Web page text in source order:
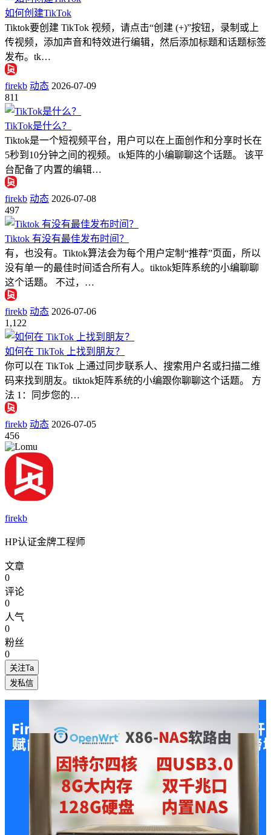
如何创建TikTok
Tiktok要创建 TikTok 视频，请点击“创建 (+)”按钮，录制或上
传视频，添加声音和特效进行编辑，然后添加标题和话题标签
发布。tk…
firekb 动态 2026-07-09
811
TikTok是什么？
Tiktok是一个短视频平台，用户可以在上面创作和分享时长在
5秒到10分钟之间的视频。 tk矩阵的小编聊聊这个话题。 该平
台配备了内置的编辑…
firekb 动态 2026-07-08
497
Tiktok 有没有最佳发布时间？
有，也没有。Tiktok算法会为每个用户定制“推荐”页面，所以
没有单一的最佳时间适合所有人。tiktok矩阵系统的小编聊聊
这个话题。 不过，…
firekb 动态 2026-07-06
1,122
如何在 TikTok 上找到朋友？
你可以在 TikTok 上通过同步联系人、搜索用户名或扫描二维
码来找到朋友。tiktok矩阵系统的小编跟你聊聊这个话题。 方
法 1：同步您的…
firekb 动态 2026-07-05
456
firekb
HP认证金牌工程师
文章
0
评论
0
人气
0
粉丝
0
关注Ta
发私信